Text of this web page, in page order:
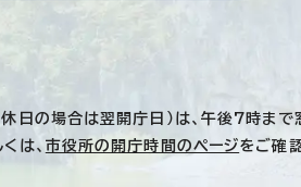
日の場合は翌開庁日）は、午後7時まで
は、 市役所の開庁時間のページをご確